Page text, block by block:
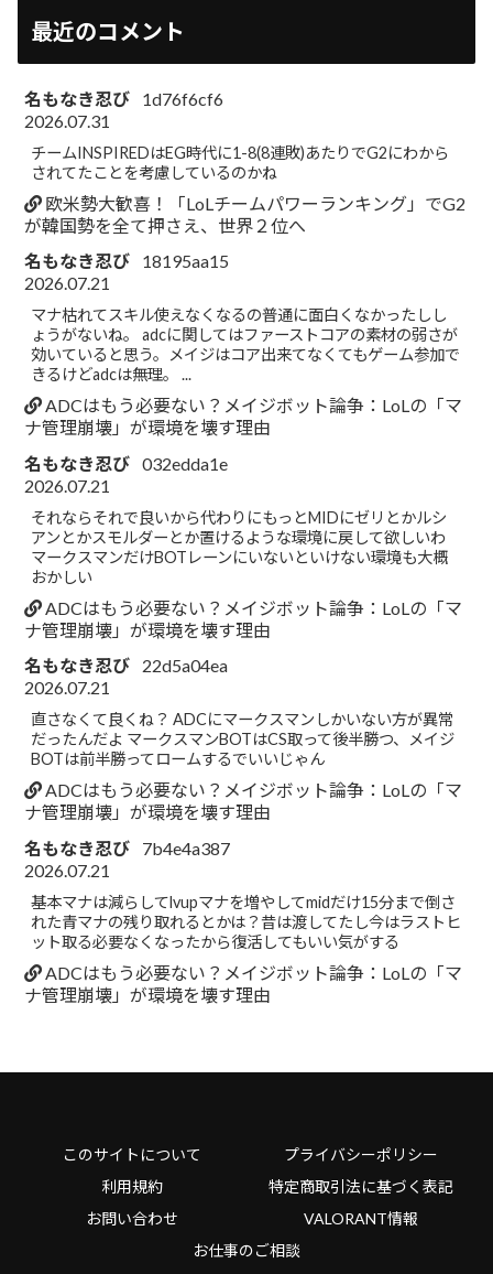
最近のコメント
名もなき忍び
1d76f6cf6
2026.07.31
チームINSPIREDはEG時代に1-8(8連敗)あたりでG2にわから
されてたことを考慮しているのかね
欧米勢大歓喜！「LoLチームパワーランキング」でG2
が韓国勢を全て押さえ、世界２位へ
名もなき忍び
18195aa15
2026.07.21
マナ枯れてスキル使えなくなるの普通に面白くなかったしし
ょうがないね。 adcに関してはファーストコアの素材の弱さが
効いていると思う。メイジはコア出来てなくてもゲーム参加で
きるけどadcは無理。 ...
ADCはもう必要ない？メイジボット論争：LoLの「マ
ナ管理崩壊」が環境を壊す理由
名もなき忍び 032edda1e
2026.07.21
それならそれで良いから代わりにもっとMIDにゼリとかルシ
アンとかスモルダーとか置けるような環境に戻して欲しいわ
マークスマンだけBOTレーンにいないといけない環境も大概
おかしい
ADCはもう必要ない？メイジボット論争：LoLの「マ
ナ管理崩壊」が環境を壊す理由
名もなき忍び
22d5a04ea
2026.07.21
直さなくて良くね？ ADCにマークスマンしかいない方が異常
だったんだよ マークスマンBOTはCS取って後半勝つ、メイジ
BOTは前半勝ってロームするでいいじゃん
ADCはもう必要ない？メイジボット論争：LoLの「マ
ナ管理崩壊」が環境を壊す理由
名もなき忍び
7b4e4a387
2026.07.21
基本マナは減らしてlvupマナを増やしてmidだけ15分まで倒さ
れた青マナの残り取れるとかは？昔は渡してたし今はラストヒ
ット取る必要なくなったから復活してもいい気がする
ADCはもう必要ない？メイジボット論争：LoLの「マ
ナ管理崩壊」が環境を壊す理由
このサイトについて
プライバシーポリシー
利用規約
特定商取引法に基づく表記
お問い合わせ
VALORANT情報
お仕事のご相談